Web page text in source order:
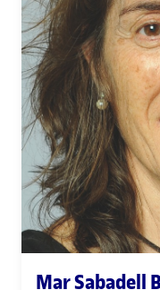
Mar Sabadell